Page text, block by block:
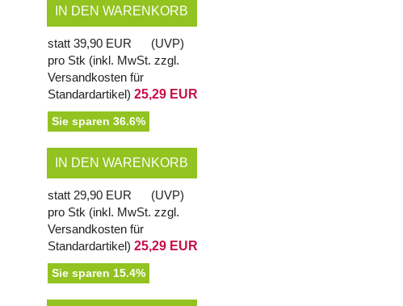
IN DEN WARENKORB
statt 39,90 EUR (UVP)
pro Stk (inkl. MwSt. zzgl.
Versandkosten für
Standardartikel) 25,29 EUR
Sie sparen 36.6%
IN DEN WARENKORB
statt 29,90 EUR (UVP)
pro Stk (inkl. MwSt. zzgl.
Versandkosten für
Standardartikel) 25,29 EUR
Sie sparen 15.4%